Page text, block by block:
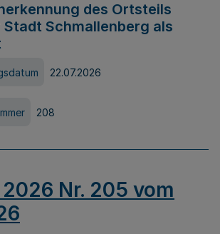
des Ortsteils
Schmallenberg als
22.07.2026
208
2026 Nr. 205 vom